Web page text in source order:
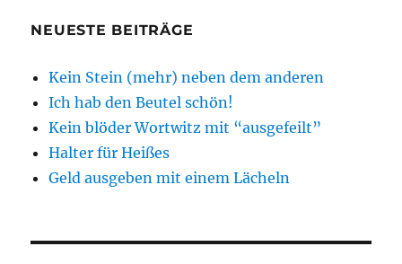
NEUESTE BEITRÄGE
Kein Stein (mehr) neben dem anderen
Ich hab den Beutel schön!
Kein blöder Wortwitz mit “ausgefeilt”
Halter für Heißes
Geld ausgeben mit einem Lächeln